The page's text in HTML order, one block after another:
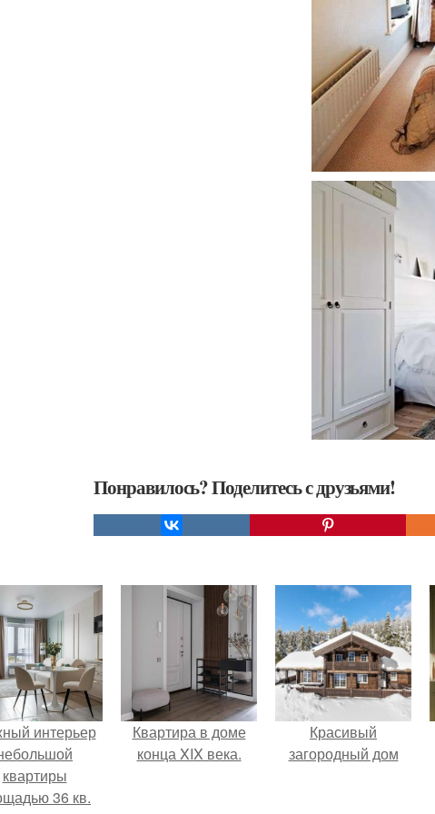
Понравилось? Поделитесь с друзьями!
интерьер
квартиры
36 кв.
Квартира в доме
конца XIX века.
Красивый
загородный дом